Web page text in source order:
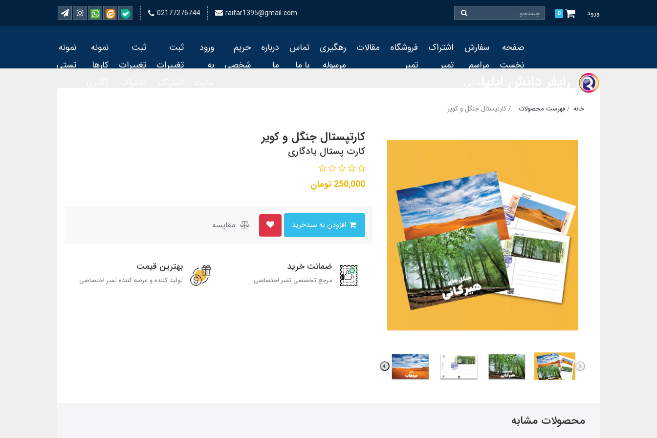
ورود 0
02177276744 raifar1395@gmail.com
صفحه
نخست
سفارش
مراسم
اشتراک
تمبر
فروشگاه
تمبر
مقالات
رهگیری
مرسوله
تماس
با ما
درباره
ما
حریم
شخصی
ورود
به
ثبت
تغییرات
ثبت
تغییرات
نمونه
کارها
نمونه
تستی
خانه فهرست محصولات کارتپستال جنگل و کویر
کارتپستال جنگل و کویر
کارت پستال یادگاری
250,000 تومان
مقایسه
ضمانت خرید
مرجع تخصصی تمبر اختصاصی
بهترین قیمت
تولید کننده و عرضه کننده تمبر اختصاصی
محصولات مشابه